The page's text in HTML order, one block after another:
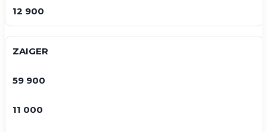
12 900
ZAIGER
59 900
11 000